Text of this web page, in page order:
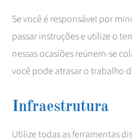
Se você é responsável por
passar instruções e utilize o
nessas ocasiões reúnem-se
você pode atrasar o trabalho
Infraestrutura
Utilize todas as ferramentas